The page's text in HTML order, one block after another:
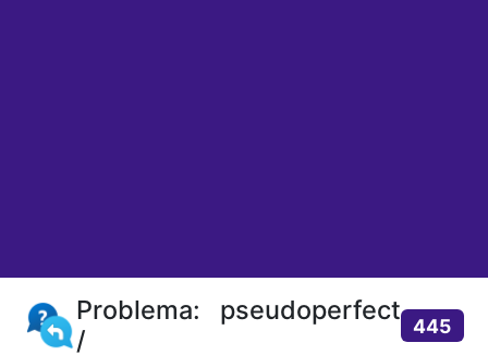
Problema: pseudoperfect
/
445